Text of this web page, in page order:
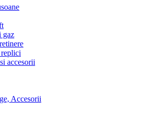
gaz
accesorii
Accesorii